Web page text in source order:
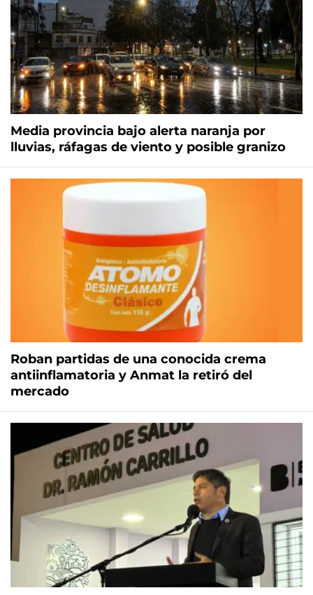
Media provincia bajo alerta naranja por
lluvias, ráfagas de viento y posible granizo
Roban partidas de una conocida crema
antiinflamatoria y Anmat la retiró del
mercado